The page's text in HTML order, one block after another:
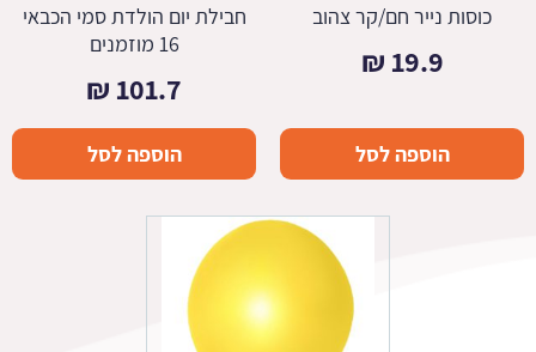
כוסות נייר חם/קר צהוב
19.9
₪
הוספה לסל
חבילת יום הולדת סמי הכבאי
16 מוזמנים
101.7
₪
הוספה לסל